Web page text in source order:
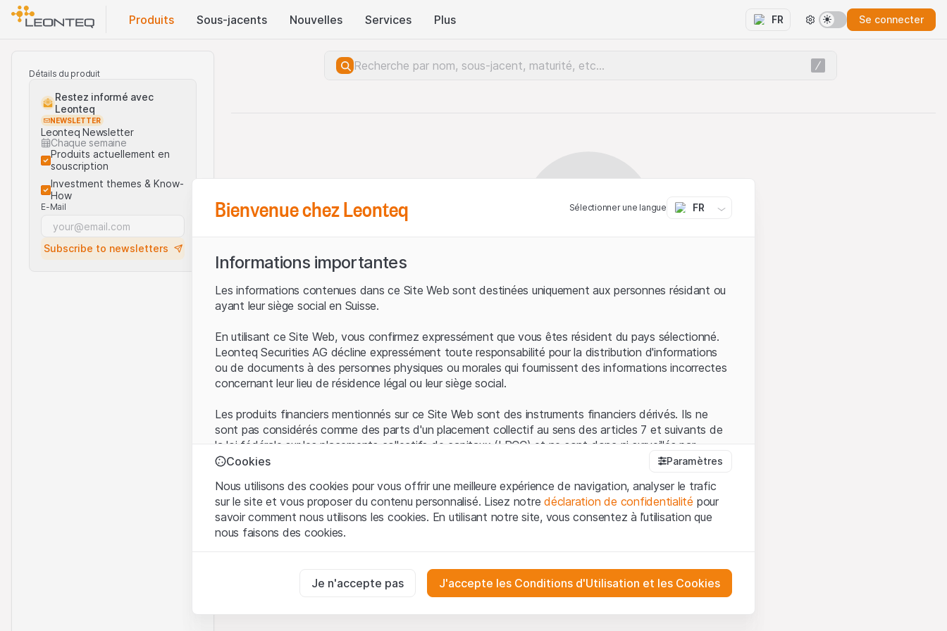
Produits Sous-jacents Nouvelles Services Plus FR Se connecter
Détails du produit
Restez informé avec
Leonteq
NEWSLETTER
Leonteq Newsletter
Chaque semaine
Produits actuellement en
souscription
Investment themes & Know-
How
E-Mail
Subscribe to newsletters
Bienvenue chez Leonteq Sélectionner une langue FR
Informations importantes
Les informations contenues dans ce Site Web sont destinées uniquement aux personnes résidant ou
ayant leur siège social en Suisse.
En utilisant ce Site Web, vous confirmez expressément que vous êtes résident du pays sélectionné.
Leonteq Securities AG décline expressément toute responsabilité pour la distribution d'informations
ou de documents à des personnes physiques ou morales qui fournissent des informations incorrectes
concernant leur lieu de résidence légal ou leur siège social.
Les produits financiers mentionnés sur ce Site Web sont des instruments financiers dérivés. Ils ne
sont pas considérés comme des parts d'un placement collectif au sens des articles 7 et suivants de
la loi fédérale sur les placements collectifs de capitaux (LPCC) et ne sont donc ni surveillés par
l'Autorité fédérale de surveillance des marchés financiers (FINMA) ni enregistrés auprès de la FINMA.
Conditions d'utilisation et informations juridiques
En utilisant le Site Web de Leonteq Securities AG (ci-après "Site Web"), vous confirmez que vous
avez compris et que vous acceptez les informations juridiques, les notes importantes et les
Tous les droits de propriété intellectuelle (par exemple, les droits d'auteur, de conception et de
Cookies Paramètres
Nous utilisons des cookies pour vous offrir une meilleure expérience de navigation, analyser le trafic
sur le site et vous proposer du contenu personnalisé. Lisez notredéclaration de confidentialité pour
savoir comment nous utilisons les cookies. En utilisant notre site, vous consentez à l’utilisation que
nous faisons des cookies.
Ces cookies sont nécessaires au bon fonctionnement du site Internet et ne peuvent pas être désactivés.
Je n'accepte pas J'accepte les Conditions d'Utilisation et les Cookies